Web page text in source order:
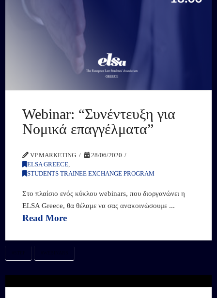
Webinar: “Συνέντευξη για
Νομικά επαγγέλματα”
VP.MARKETING
28/06/2020
ELSA GREECE
STUDENTS TRAINEE EXCHANGE PROGRAM
Στο πλαίσιο ενός κύκλου webinars, που διοργανώνει η
ELSA Greece, θα θέλαμε να σας ανακοινώσουμε ...
Read More